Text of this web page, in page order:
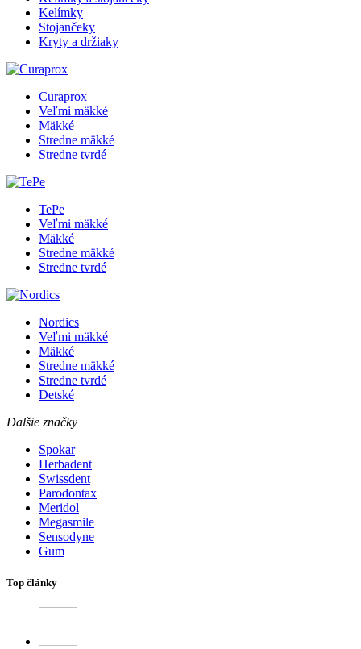
Kelímky
Stojančeky
Kryty a držiaky
Curaprox
Veľmi mäkké
Mäkké
Stredne mäkké
Stredne tvrdé
TePe
Veľmi mäkké
Mäkké
Stredne mäkké
Stredne tvrdé
Nordics
Veľmi mäkké
Mäkké
Stredne mäkké
Stredne tvrdé
Detské
Dalšie značky
Spokar
Herbadent
Swissdent
Parodontax
Meridol
Megasmile
Sensodyne
Gum
Top články